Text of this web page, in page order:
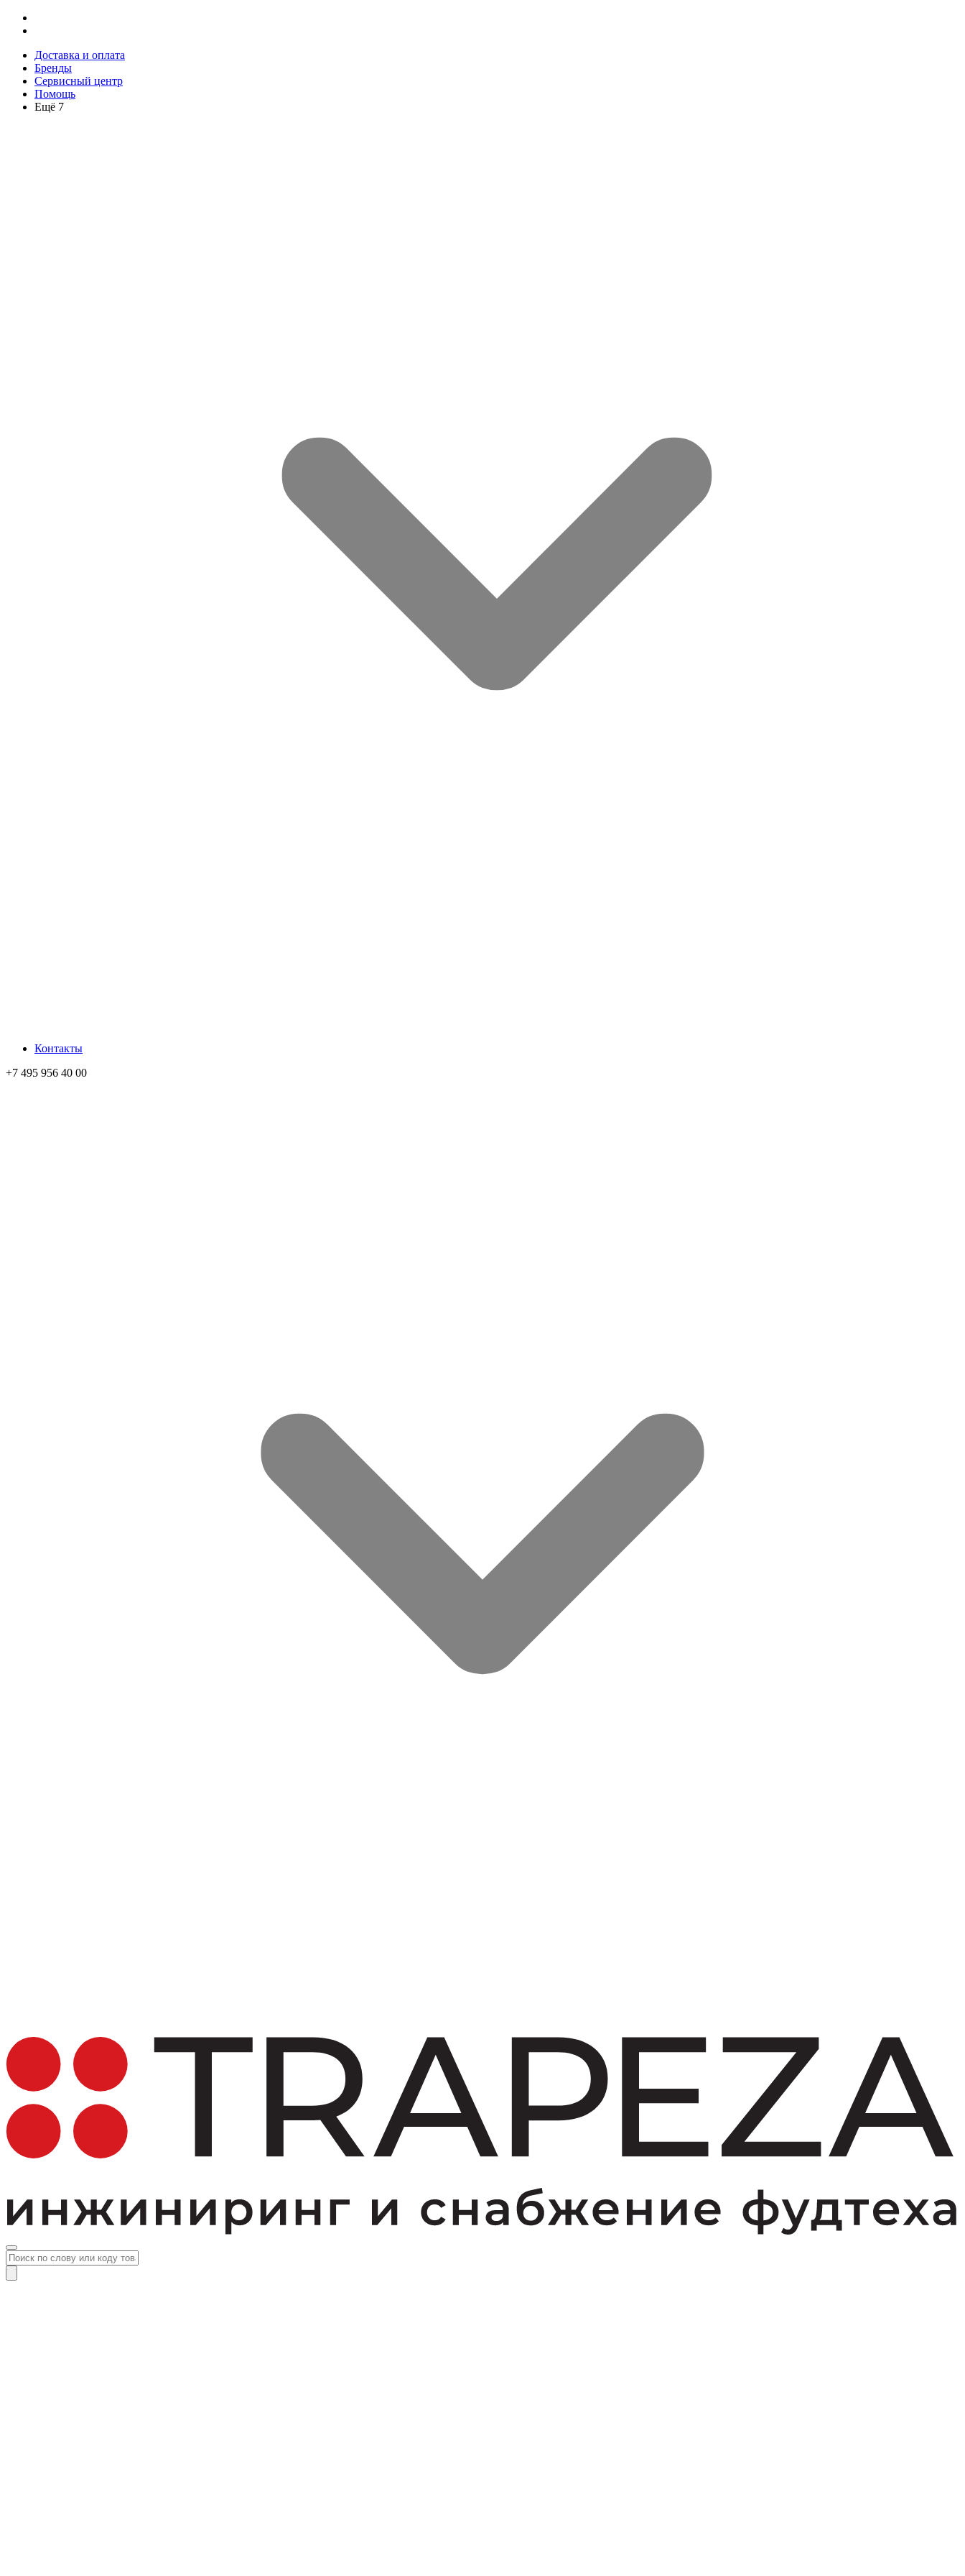
Доставка и оплата
Бренды
Сервисный центр
Помощь
Ещё 7
Контакты
+7 495 956 40 00